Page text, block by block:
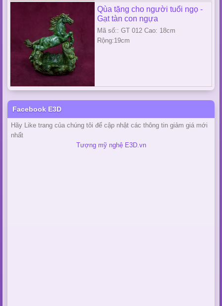
Qùa tặng cho người tuổi ngọ -
Gạt tàn con ngựa
Mã số:: GT 012 Cao: 18cm
Rộng:19cm
Facebook E3D
Hãy Like trang của chúng tôi để cập nhật các thông tin giảm giá mới
nhất
Tượng mỹ nghệ E3D.vn